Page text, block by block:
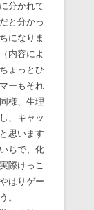
分かれて
と分かっ
になりま
内容によ
ょっとひ
ーもそれ
様、生理
、キャッ
思います
ちで、化
際けっこ
はりゲー
。